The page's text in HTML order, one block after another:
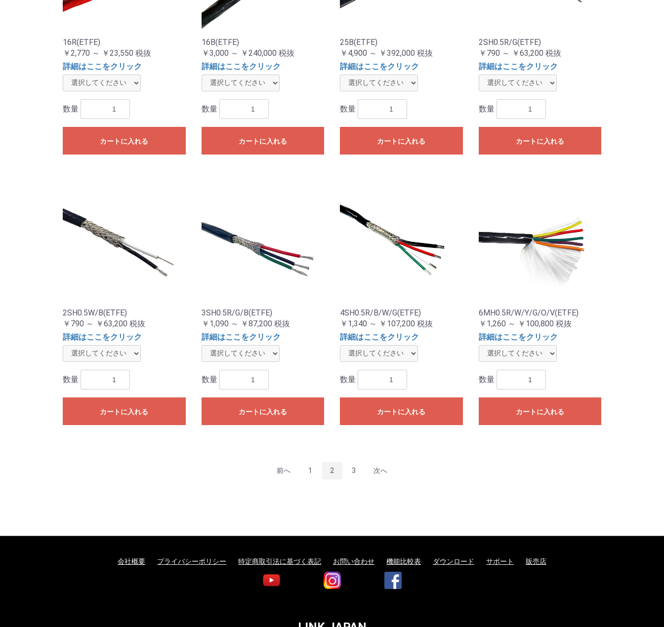
16R(ETFE)
￥2,770 ～ ￥23,550 税抜
詳細はここをクリック
数量
カートに入れる
16B(ETFE)
￥3,000 ～ ￥240,000 税抜
詳細はここをクリック
数量
カートに入れる
25B(ETFE)
￥4,900 ～ ￥392,000 税抜
詳細はここをクリック
数量
カートに入れる
2SH0.5R/G(ETFE)
￥790 ～ ￥63,200 税抜
詳細はここをクリック
数量
カートに入れる
2SH0.5W/B(ETFE)
￥790 ～ ￥63,200 税抜
詳細はここをクリック
数量
カートに入れる
3SH0.5R/G/B(ETFE)
￥1,090 ～ ￥87,200 税抜
詳細はここをクリック
数量
カートに入れる
4SH0.5R/B/W/G(ETFE)
￥1,340 ～ ￥107,200 税抜
詳細はここをクリック
数量
カートに入れる
6MH0.5R/W/Y/G/O/V(ETFE)
￥1,260 ～ ￥100,800 税抜
詳細はここをクリック
数量
カートに入れる
前へ 1 2 3 次へ
会社概要 プライバシーポリシー 特定商取引法に基づく表記 お問い合わせ 機能比較表 ダウンロード サポート 販売店